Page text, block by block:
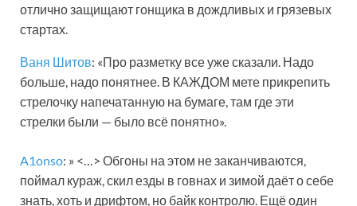
отлично защищают гонщика в дождливых и грязевых
стартах.
Ваня Шитов: «Про разметку все уже сказали. Надо
больше, надо понятнее. В КАЖДОМ мете прикрепить
стрелочку напечатанную на бумаге, там где эти
стрелки были — было всё понятно».
A1onso: » <…> Обгоны на этом не заканчиваются,
поймал кураж, скил езды в говнах и зимой даёт о себе
знать, хоть и дрифтом, но байк контролю. Ещё один